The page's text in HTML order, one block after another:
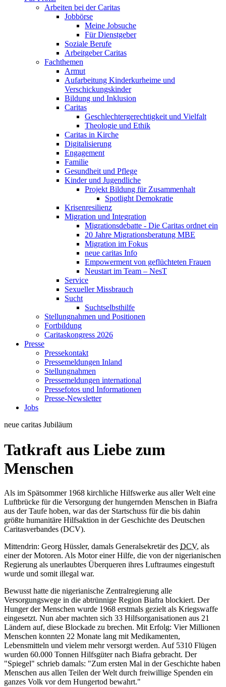
Arbeiten bei der Caritas
Jobbörse
Meine Jobsuche
Für Dienstgeber
Soziale Berufe
Arbeitgeber Caritas
Fachthemen
Armut
Aufarbeitung Kinderkurheime und
Verschickungskinder
Bildung und Inklusion
Caritas
Geschlechtergerechtigkeit und Vielfalt
Theologie und Ethik
Caritas in Kirche
Digitalisierung
Engagement
Familie
Gesundheit und Pflege
Kinder und Jugendliche
Projekt Bildung für Zusammenhalt
Spotlight Demokratie
Krisenresilienz
Migration und Integration
Migrationsdebatte - Die Caritas ordnet ein
20 Jahre Migrationsberatung MBE
Migration im Fokus
neue caritas Info
Empowerment von geflüchteten Frauen
Neustart im Team – NesT
Service
Sexueller Missbrauch
Sucht
Suchtselbsthilfe
Stellungnahmen und Positionen
Fortbildung
Caritaskongress 2026
Presse
Pressekontakt
Pressemeldungen Inland
Stellungnahmen
Pressemeldungen international
Pressefotos und Informationen
Presse-Newsletter
Jobs
neue caritas Jubiläum
Tatkraft aus Liebe zum
Menschen
Als im Spätsommer 1968 kirchliche Hilfswerke aus aller Welt eine
Luftbrücke für die Versorgung der hungernden Menschen in Biafra
aus der Taufe hoben, war das der Startschuss für die bis dahin
größte humanitäre Hilfsaktion in der Geschichte des Deutschen
Caritasverbandes (DCV).
Mittendrin: Georg Hüssler, damals Generalsekretär des DCV, als
einer der Motoren. Als Motor einer Hilfe, die von der nigerianischen
Regierung als unerlaubtes Überqueren ihres Luftraumes eingestuft
wurde und somit illegal war.
Bewusst hatte die nigerianische Zentralregierung alle
Versorgungswege in die abtrünnige Region Biafra blockiert. Der
Hunger der Menschen wurde 1968 erstmals gezielt als Kriegswaffe
eingesetzt. Nun aber machten sich 33 Hilfsorganisationen aus 21
Ländern auf, diese Blockade zu brechen. Mit Erfolg: Vier Millionen
Menschen konnten 22 Monate lang mit Medikamenten,
Lebensmitteln und vielem mehr versorgt werden. Auf 5310 Flügen
wurden 60.000 Tonnen Hilfsgüter nach Biafra gebracht. Der
"Spiegel" schrieb damals: "Zum ersten Mal in der Geschichte haben
Menschen aus allen Teilen der Welt durch freiwillige Spenden ein
ganzes Volk vor dem Hungertod bewahrt."